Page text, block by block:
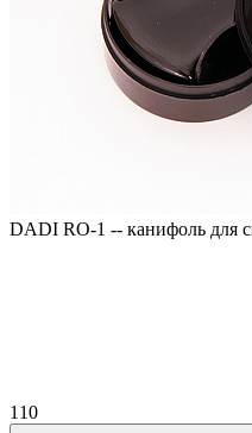
DADI RO-1 -- канифоль для
110